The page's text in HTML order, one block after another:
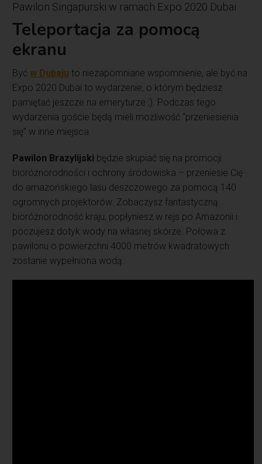
Pawilon Singapurski w ramach Expo 2020 Dubai
Teleportacja za pomocą
ekranu
Być w Dubaju to niezapomniane wspomnienie, ale być na
Expo 2020 Dubai to wydarzenie, o którym będziesz
pamiętać jeszcze na emeryturze ;). Podczas tego
wydarzenia goście będą mieli możliwość “przeniesienia
się” w inne miejsca.
Pawilon Brazylijski będzie skupiać się na promocji
bioróżnorodności i ochrony środowiska – przeniesie Cię
do amazońskiego lasu deszczowego za pomocą 140
ogromnych projektorów. Zobaczysz fantastyczną
bioróżnorodność kraju, popłyniesz w rejs po Amazonii i
poczujesz dotyk wody na własnej skórze. Połowa z
pawilonu o powierzchni 4000 metrów kwadratowych
zostanie wypełniona wodą.